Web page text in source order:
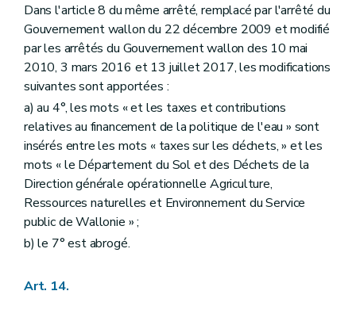
Dans l'article 8 du même arrêté, remplacé par l'arrêté du
Gouvernement wallon du 22 décembre 2009 et modifié
par les arrêtés du Gouvernement wallon des 10 mai
2010, 3 mars 2016 et 13 juillet 2017, les modifications
suivantes sont apportées :
a) au 4°, les mots « et les taxes et contributions
relatives au financement de la politique de l'eau » sont
insérés entre les mots « taxes sur les déchets, » et les
mots « le Département du Sol et des Déchets de la
Direction générale opérationnelle Agriculture,
Ressources naturelles et Environnement du Service
public de Wallonie » ;
b) le 7° est abrogé.
Art. 14.